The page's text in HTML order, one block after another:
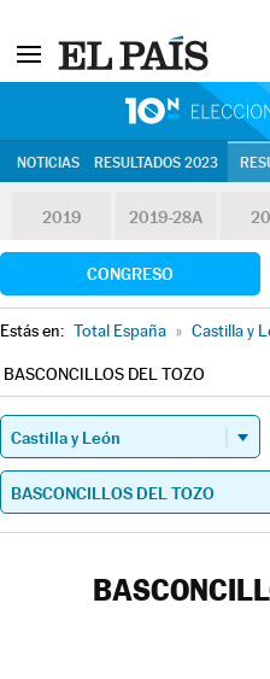
NOTICIAS RESULTADOS 2023
2019 2019-28A
CONGRESO
Estás en: Total España » Castilla y
BASCONCILLOS DEL TOZO